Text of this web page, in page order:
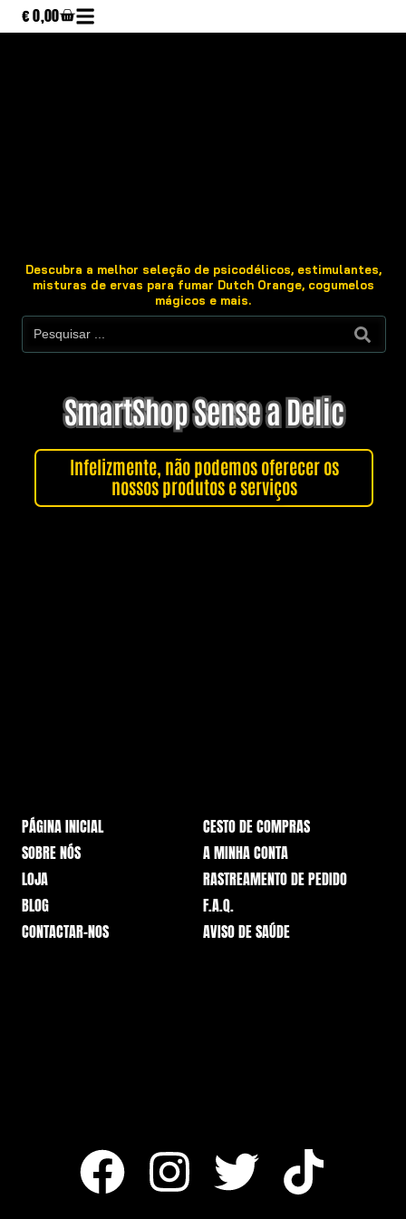
€0,00
Descubra a melhor seleção de psicodélicos, estimulantes,
misturas de ervas para fumar Dutch Orange, cogumelos
mágicos e mais.
SmartShop Sense a Delic
Infelizmente, não podemos oferecer os
nossos produtos e serviços
PÁGINA INICIAL
SOBRE NÓS
LOJA
BLOG
CONTACTAR-NOS
CESTO DE COMPRAS
A MINHA CONTA
RASTREAMENTO DE PEDIDO
F.A.Q.
AVISO DE SAÚDE